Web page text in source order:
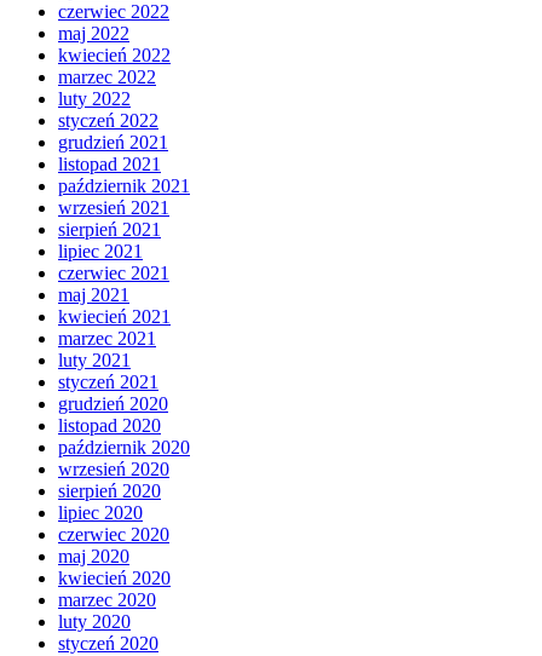
czerwiec 2022
maj 2022
kwiecień 2022
marzec 2022
luty 2022
styczeń 2022
grudzień 2021
listopad 2021
październik 2021
wrzesień 2021
sierpień 2021
lipiec 2021
czerwiec 2021
maj 2021
kwiecień 2021
marzec 2021
luty 2021
styczeń 2021
grudzień 2020
listopad 2020
październik 2020
wrzesień 2020
sierpień 2020
lipiec 2020
czerwiec 2020
maj 2020
kwiecień 2020
marzec 2020
luty 2020
styczeń 2020